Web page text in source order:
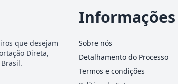
que desejam
Direta,
Informações
Sobre nós
Detalhamento do Processo
Termos e condições